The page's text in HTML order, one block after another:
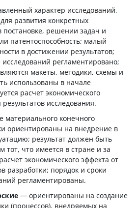
характер исследований,
развития конкретных
постановке, решении задач и
патентоспособность; малый
в достижении результатов;
регламентировано;
макеты, методики, схемы и
использованы в начале
расчет экономического
исследования.
материального конечного
ориентированы на внедрение в
результат должен быть
тот, что имеется в стране и за
экономического эффекта от
разработки; порядок и сроки
регламентированы.
— ориентированы на создание
(процессов), внедряемых на